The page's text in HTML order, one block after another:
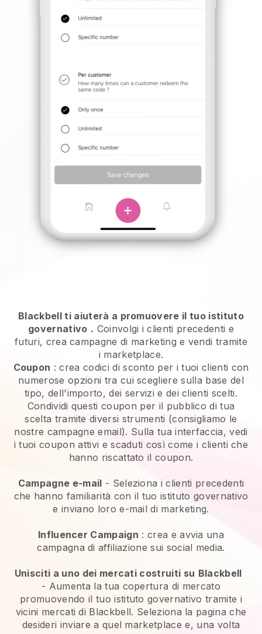
Blackbell ti aiuterà a promuovere il tuo istituto
governativo . Coinvolgi i clienti precedenti e
futuri, crea campagne di marketing e vendi tramite
i marketplace.
Coupon : crea codici di sconto per i tuoi clienti con
numerose opzioni tra cui scegliere sulla base del
tipo, dell'importo, dei servizi e dei clienti scelti.
Condividi questi coupon per il pubblico di tua
scelta tramite diversi strumenti (consigliamo le
nostre campagne email). Sulla tua interfaccia, vedi
i tuoi coupon attivi e scaduti così come i clienti che
hanno riscattato il coupon.
Campagne e-mail - Seleziona i clienti precedenti
che hanno familiarità con il tuo istituto governativo
e inviano loro e-mail di marketing.
Influencer Campaign : crea e avvia una
campagna di affiliazione sui social media.
Unisciti a uno dei mercati costruiti su Blackbell
- Aumenta la tua copertura di mercato
promuovendo il tuo istituto governativo tramite i
vicini mercati di Blackbell. Seleziona la pagina che
desideri inviare a quel marketplace e, una volta